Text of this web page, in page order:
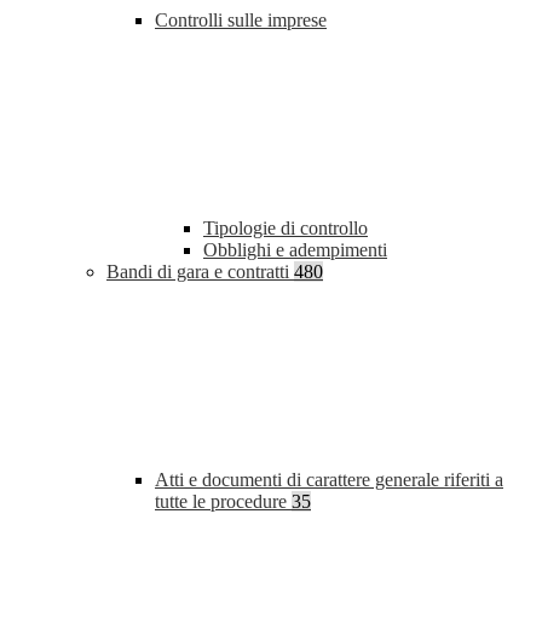
Controlli sulle imprese
Tipologie di controllo
Obblighi e adempimenti
Bandi di gara e contratti 480
Atti e documenti di carattere generale riferiti a
tutte le procedure 35